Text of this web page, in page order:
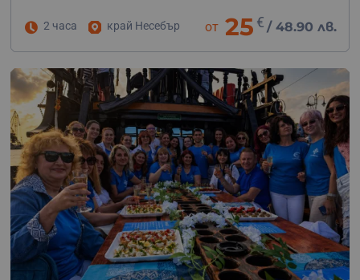
2 часа край Несебър от 25 € /48.90 лв.